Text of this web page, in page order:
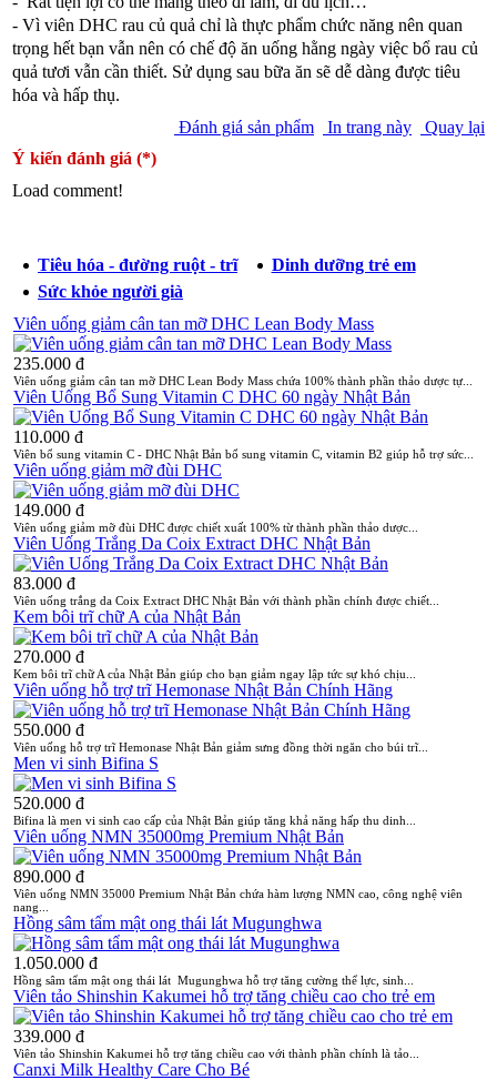
- Vì viên DHC rau củ quả chỉ là thực phẩm chức năng nên quan
trọng hết bạn vẫn nên có chế độ ăn uống hằng ngày việc bổ rau củ
quả tươi vẫn cần thiết. Sử dụng sau bữa ăn sẽ dễ dàng được tiêu
hóa và hấp thụ.
Đánh giá sản phẩm
In trang này
Quay lại
Ý kiến đánh giá (*)
Load comment!
Tiêu hóa - đường ruột - trĩ
Dinh dưỡng trẻ em
Sức khỏe người già
Viên uống giảm cân tan mỡ DHC Lean Body Mass
235.000 đ
Viên uống giảm cân tan mỡ DHC Lean Body Mass chứa 100% thành phần thảo dược tự...
Viên Uống Bổ Sung Vitamin C DHC 60 ngày Nhật Bản
110.000 đ
Viên bổ sung vitamin C - DHC Nhật Bản bổ sung vitamin C, vitamin B2 giúp hỗ trợ sức...
Viên uống giảm mỡ đùi DHC
149.000 đ
Viên uống giảm mỡ đùi DHC được chiết xuất 100% từ thành phần thảo dược...
Viên Uống Trắng Da Coix Extract DHC Nhật Bản
83.000 đ
Viên uống trắng da Coix Extract DHC Nhật Bản với thành phần chính được chiết...
Kem bôi trĩ chữ A của Nhật Bản
270.000 đ
Kem bôi trĩ chữ A của Nhật Bản giúp cho bạn giảm ngay lập tức sự khó chịu...
Viên uống hỗ trợ trĩ Hemonase Nhật Bản Chính Hãng
550.000 đ
Viên uống hỗ trợ trĩ Hemonase Nhật Bản giảm sưng đồng thời ngăn cho búi trĩ...
Men vi sinh Bifina S
520.000 đ
Bifina là men vi sinh cao cấp của Nhật Bản giúp tăng khả năng hấp thu dinh...
Viên uống NMN 35000mg Premium Nhật Bản
890.000 đ
Viên uống NMN 35000 Premium Nhật Bản chứa hàm lượng NMN cao, công nghệ viên
nang...
Hồng sâm tẩm mật ong thái lát Mugunghwa
1.050.000 đ
Hồng sâm tẩm mật ong thái lát Mugunghwa hỗ trợ tăng cường thể lực, sinh...
Viên tảo Shinshin Kakumei hỗ trợ tăng chiều cao cho trẻ em
339.000 đ
Viên tảo Shinshin Kakumei hỗ trợ tăng chiều cao với thành phần chính là tảo...
Canxi Milk Healthy Care Cho Bé